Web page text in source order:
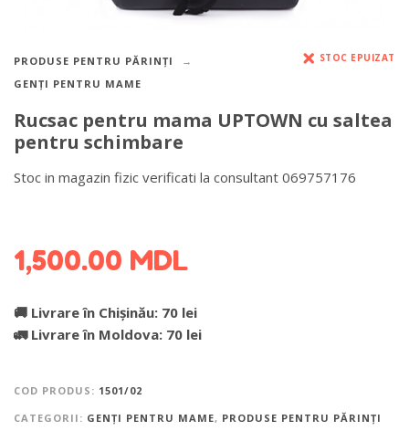
PRODUSE PENTRU PĂRINȚI
GENȚI PENTRU MAME
STOC EPUIZAT
Rucsac pentru mama UPTOWN cu saltea
pentru schimbare
Stoc in magazin fizic verificati la consultant 069757176
1,500.00 MDL
🚚 Livrare în Chișinău: 70 lei
🚛 Livrare în Moldova: 70 lei
COD PRODUS: 1501/02
CATEGORII: GENȚI PENTRU MAME, PRODUSE PENTRU PĂRINȚI